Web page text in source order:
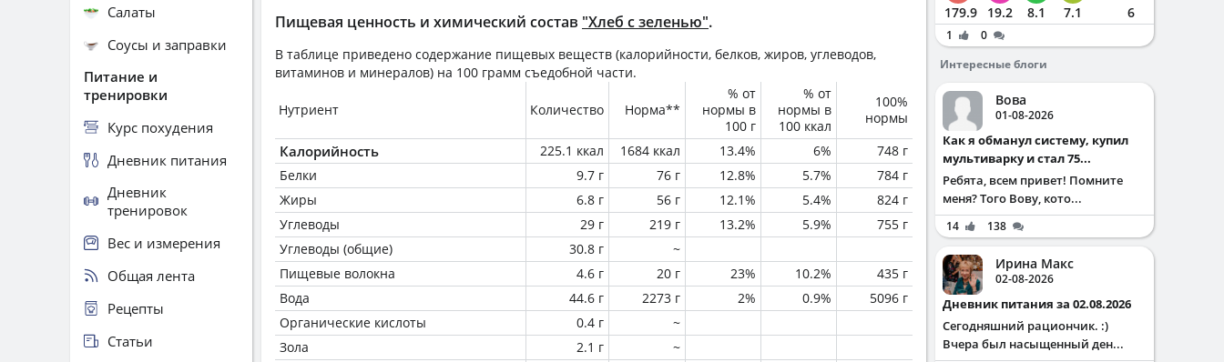
Пищевая ценность и химический состав "Хлеб с зеленью".
В таблице приведено содержание пищевых веществ (калорийности, белков, жиров, углеводов,
витаминов и минералов) на 100 грамм съедобной части.
Нутриент Количество Норма**
% от
нормы в
100 г
% от
нормы в
100 ккал
100%
нормы
Калорийность 225.1 ккал 1684 ккал 13.4% 6%
748 г
Белки
9.7 г 76 г 12.8% 5.7%
784 г
Жиры
6.8 г 56 г 12.1% 5.4%
824 г
Углеводы
29 г 219 г 13.2% 5.9%
755 г
Углеводы (общие)
30.8 г
~
Пищевые волокна
4.6 г 20 г 23% 10.2%
435 г
Вода
44.6 г 2273 г 2% 0.9%
5096 г
Органические кислоты
0.4 г
~
Зола
2.1 г ~
Салаты
Соусы и заправки
Питание и
тренировки
Курс похудения
Дневник питания
Дневник
тренировок
Вес и измерения
Общая лента
Рецепты
Статьи
179.9 19.2 8.1 7.1 6
1
0
Интересные блоги
Вова
01-08-2026
Как я обманул систему, купил
мультиварку и стал 75...
Ребята, всем привет! Помните
меня? Того Вову, кото...
14 138
Ирина Макс
02-08-2026
Дневник питания за 02.08.2026
Сегодняшний рациончик. :)
Вчера был насыщенный ден...